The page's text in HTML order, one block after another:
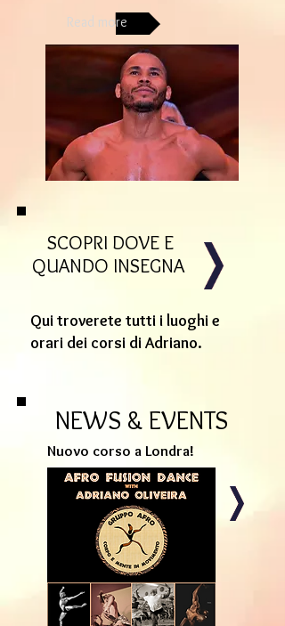
SCOPRI DOVE E
QUANDO INSEGNA
Qui troverete tutti i luoghi e
orari dei corsi di Adriano.
Read more
Nuovo corso a Londra!
NEWS & EVENTS